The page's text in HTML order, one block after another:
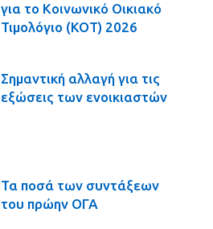
για το Κοινωνικό Οικιακό
Τιμολόγιο (ΚΟΤ) 2026
Σημαντική αλλαγή για τις
εξώσεις των ενοικιαστών
Τα ποσά των συντάξεων
του πρώην ΟΓΑ